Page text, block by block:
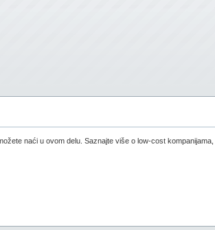
naći u ovom delu. Saznajte više o low-cost kompanijama,